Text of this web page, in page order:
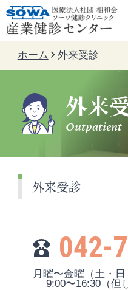
ホーム 外来受診
外来
Outpatient
外来受診
042-
月曜〜金曜（土・日
9:00〜16:30（但